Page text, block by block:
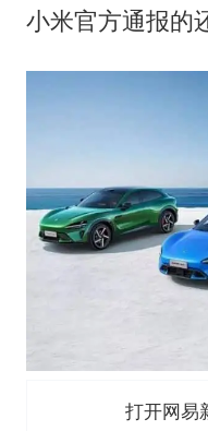
小米官方通报的
打开网易